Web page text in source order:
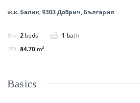
ж.к. Балик, 9303 Добрич, България
2 beds 1 bath
84.70 m²
Basics